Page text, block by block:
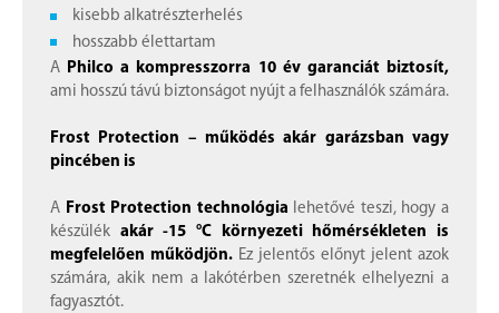
kisebb alkatrészterhelés
hosszabb élettartam
A Philco a kompresszorra 10 év garanciát biztosít,
ami hosszú távú biztonságot nyújt a felhasználók számára.
Frost Protection – működés akár garázsban vagy
pincében is
A Frost Protection technológia lehetővé teszi, hogy a
készülék akár -15 °C környezeti hőmérsékleten is
megfelelően működjön. Ez jelentős előnyt jelent azok
számára, akik nem a lakótérben szeretnék elhelyezni a
fagyasztót.